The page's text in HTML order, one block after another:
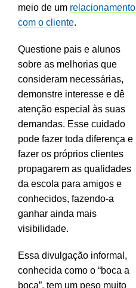
meio de um relacionamento
com o cliente.
Questione pais e alunos
sobre as melhorias que
consideram necessárias,
demonstre interesse e dê
atenção especial às suas
demandas. Esse cuidado
pode fazer toda diferença e
fazer os próprios clientes
propagarem as qualidades
da escola para amigos e
conhecidos, fazendo-a
ganhar ainda mais
visibilidade.
Essa divulgação informal,
conhecida como o “boca a
boca”, tem um peso muito